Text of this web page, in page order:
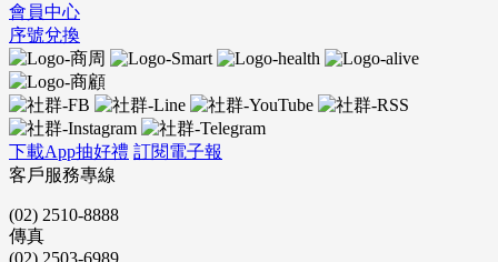
會員中心
序號兌換
下載App抽好禮 訂閱電子報
客戶服務專線
(02) 2510-8888
傳真
(02) 2503-6989